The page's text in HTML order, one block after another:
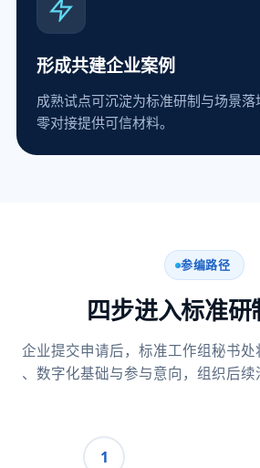
形成共建企业案例
成熟试点可沉淀为标准研制与场景
零对接提供可信材料。
参编路径
四步进入标准研
企业提交申请后，标准工作组秘书
、数字化基础与参与意向，组织后续
1